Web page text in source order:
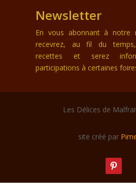
Newsletter
En vous abonnant à notre
recevrez, au fil du
recettes et serez
participations à certaines
Les Délices de
site créé par